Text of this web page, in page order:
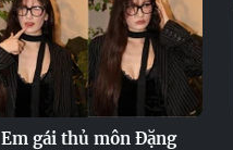
Em gái thủ môn Đặng